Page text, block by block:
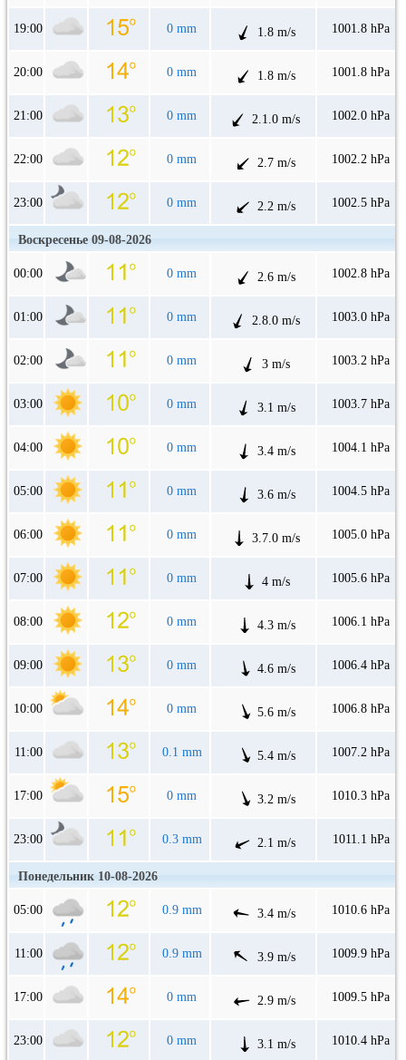
19:00 0 mm 1.8 m/s 1001.8 hPa
20:00 0 mm 1.8 m/s 1001.8 hPa
21:00 0 mm 2.1.0 m/s 1002.0 hPa
22:00 0 mm 2.7 m/s 1002.2 hPa
23:00 0 mm 2.2 m/s 1002.5 hPa
Воскресенье 09-08-2026
00:00 0 mm 2.6 m/s 1002.8 hPa
01:00 0 mm 2.8.0 m/s 1003.0 hPa
02:00 0 mm 3 m/s 1003.2 hPa
03:00 0 mm 3.1 m/s 1003.7 hPa
04:00 0 mm 3.4 m/s 1004.1 hPa
05:00 0 mm 3.6 m/s 1004.5 hPa
06:00 0 mm 3.7.0 m/s 1005.0 hPa
07:00 0 mm 4 m/s 1005.6 hPa
08:00 0 mm 4.3 m/s 1006.1 hPa
09:00 0 mm 4.6 m/s 1006.4 hPa
10:00 0 mm 5.6 m/s 1006.8 hPa
11:00 0.1 mm 5.4 m/s 1007.2 hPa
17:00 0 mm 3.2 m/s 1010.3 hPa
23:00 0.3 mm 2.1 m/s 1011.1 hPa
Понедельник 10-08-2026
05:00 0.9 mm 3.4 m/s 1010.6 hPa
11:00 0.9 mm 3.9 m/s 1009.9 hPa
17:00 0 mm 2.9 m/s 1009.5 hPa
23:00 0 mm 3.1 m/s 1010.4 hPa